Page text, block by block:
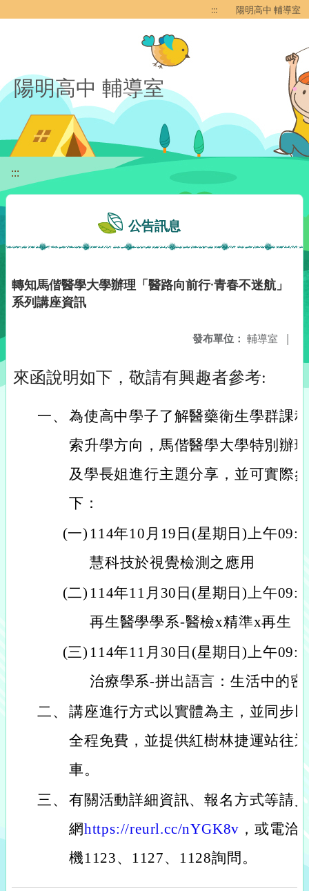
::: 陽明高中 輔導室
陽明高中 輔導室
:::
公告訊息
轉知馬偕醫學大學辦理「醫路向前行·青春不迷航」
系列講座資訊
發布單位： 輔導室 |
來函說明如下，敬請有興趣者參考:
一、 為使高中學子了解醫藥衛生學群課
索升學方向，馬偕醫學大學特別辦
及學長姐進行主題分享，並可實際
下：
(一) 114年10月19日(星期日)上午
慧科技於視覺檢測之應用
(二) 114年11月30日(星期日)上午
再生醫學學系-醫檢x精準x再生
(三) 114年11月30日(星期日)上午
治療學系-拼出語言：生活中的
二、 講座進行方式以實體為主，並同步
全程免費，並提供紅樹林捷運站往
車。
三、 有關活動詳細資訊、報名方式等請
網https://reurl.cc/nYGK8v ，或電洽
機1123、1127、1128詢問。